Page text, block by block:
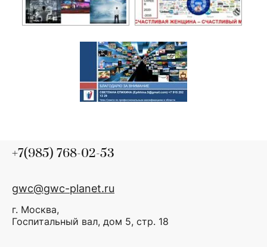
+7(985) 768-02-53
gwc@gwc-planet.ru
г. Москва,
Госпитальный вал, дом 5, стр. 18